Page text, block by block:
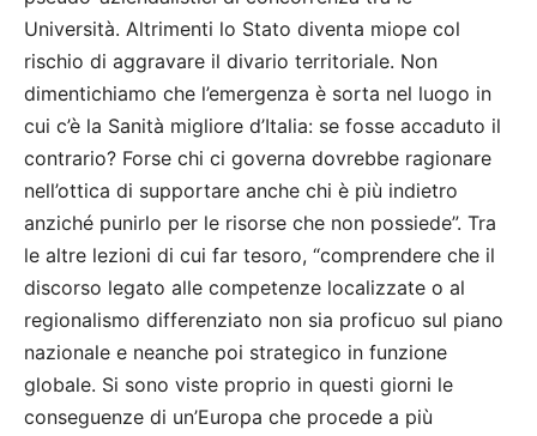
Università. Altrimenti lo Stato diventa miope col
rischio di aggravare il divario territoriale. Non
dimentichiamo che l’emergenza è sorta nel luogo in
cui c’è la Sanità migliore d’Italia: se fosse accaduto il
contrario? Forse chi ci governa dovrebbe ragionare
nell’ottica di supportare anche chi è più indietro
anziché punirlo per le risorse che non possiede”. Tra
le altre lezioni di cui far tesoro, “comprendere che il
discorso legato alle competenze localizzate o al
regionalismo differenziato non sia proficuo sul piano
nazionale e neanche poi strategico in funzione
globale. Si sono viste proprio in questi giorni le
conseguenze di un’Europa che procede a più